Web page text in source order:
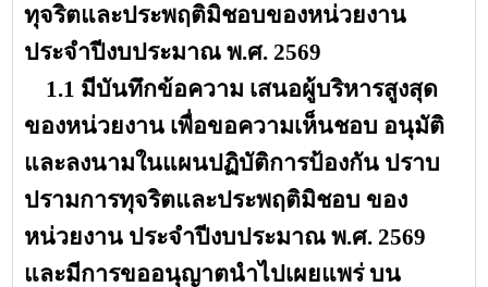
ทุจริตและประพฤติมิชอบของหน่วยงาน
ประจำปีงบประมาณ พ.ศ. 2569
1.1 มีบันทึกข้อความ เสนอผู้บริหารสูงสุด
ของหน่วยงาน เพื่อขอความเห็นชอบ อนุมัติ
และลงนามในแผนปฏิบัติการป้องกัน ปราบ
ปรามการทุจริตและประพฤติมิชอบ ของ
หน่วยงาน ประจำปีงบประมาณ พ.ศ. 2569
และมีการขออนุญาตนำไปเผยแพร่ บน